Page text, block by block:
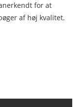
for at
af høj kvalitet.